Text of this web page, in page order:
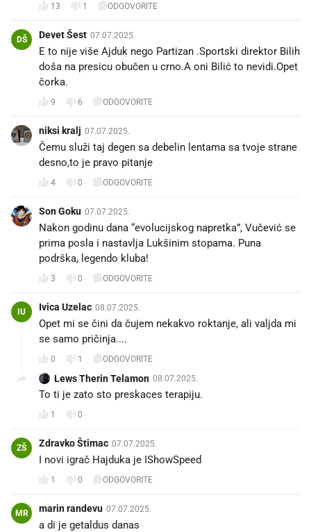
13 1 ODGOVORITE
DŠ Devet Šest 07.07.2025.
E to nije više Ajduk nego Partizan .Sportski direktor Bilih
doša na presicu obučen u crno.A oni Bilić to nevidi.Opet
čorka.
9 6 ODGOVORITE
niksi kralj 07.07.2025.
Čemu služi taj degen sa debelin lentama sa tvoje strane
desno,to je pravo pitanje
4 0 ODGOVORITE
Son Goku 07.07.2025.
Nakon godinu dana “evolucijskog napretka”, Vučević se
prima posla i nastavlja Lukšinim stopama. Puna
podrška, legendo kluba!
3 0 ODGOVORITE
IU Ivica Uzelac 08.07.2025.
Opet mi se čini da čujem nekakvo roktanje, ali valjda mi
se samo pričinja....
0 1 ODGOVORITE
Lews Therin Telamon 08.07.2025.
To ti je zato sto preskaces terapiju.
1 0
ZŠ Zdravko Štimac 07.07.2025.
I novi igrač Hajduka je IShowSpeed
1 0 ODGOVORITE
MR marin randevu 07.07.2025.
a di je getaldus danas